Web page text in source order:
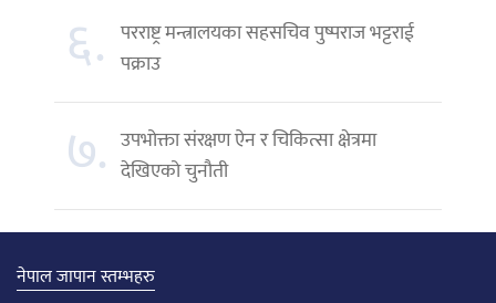
६. परराष्ट्र मन्त्रालयका सहसचिव पुष्पराज भट्टराई
पक्राउ
७. उपभोक्ता संरक्षण ऐन र चिकित्सा क्षेत्रमा
देखिएको चुनौती
नेपाल जापान स्तम्भहरु